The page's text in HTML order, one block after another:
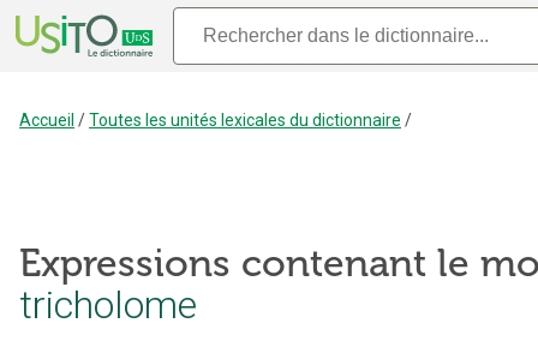
Accueil /Toutes les unités lexicales du dictionnaire /
Expressions contenant le
tricholome